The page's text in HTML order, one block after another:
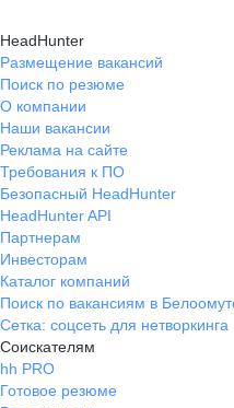
HeadHunter
Размещение вакансий
Поиск по резюме
О компании
Наши вакансии
Реклама на сайте
Требования к ПО
Безопасный HeadHunter
HeadHunter API
Партнерам
Инвесторам
Каталог компаний
Поиск по вакансиям в
Сетка: соцсеть для нетворкинга
Соискателям
hh PRO
Готовое резюме